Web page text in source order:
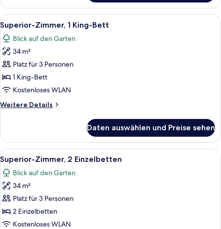
Zimmer,
2 Einzelbetten
Alle
Fotos
für
Superior-
Zimmer,
1 King-
Bett
Ein Hotelzimmer mit einem großen
4
Superior-Zimmer, 1 King-Bett
Blick auf den Garten
34 m²
Platz für 3 Personen
1 King-Bett
Kostenloses WLAN
Weitere Details
Weitere
Zimmer,
1 King-
Bett
Daten auswählen und Preise sehen
Alle
Fotos
für
Superior-
Zimmer,
2 Einzelbetten
anzeigen
Ein Hotelzimmer mit zwei Betten,
3
Superior-Zimmer, 2 Einzelbetten
Blick auf den Garten
34 m²
Platz für 3 Personen
2 Einzelbetten
Kostenloses WLAN